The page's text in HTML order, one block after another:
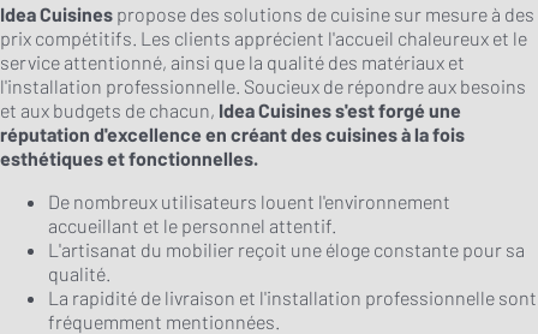
Idea Cuisines propose des solutions de cuisine sur mesure à des
prix compétitifs. Les clients apprécient l'accueil chaleureux et le
service attentionné, ainsi que la qualité des matériaux et
l'installation professionnelle. Soucieux de répondre aux besoins
et aux budgets de chacun, Idea Cuisines s'est forgé une
réputation d'excellence en créant des cuisines à la fois
esthétiques et fonctionnelles.
De nombreux utilisateurs louent l'environnement
accueillant et le personnel attentif.
L'artisanat du mobilier reçoit une éloge constante pour sa
qualité.
La rapidité de livraison et l'installation professionnelle sont
fréquemment mentionnées.